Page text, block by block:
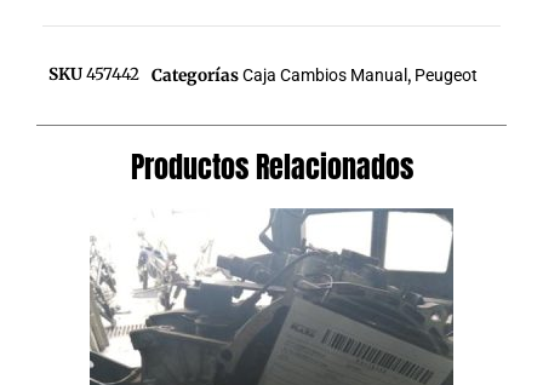
SKU457442 CategoríasCaja Cambios Manual , Peugeot
Productos Relacionados